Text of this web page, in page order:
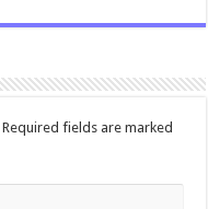
Required fields are marked